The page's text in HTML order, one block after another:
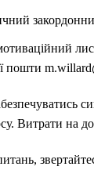
пошти
Витрати на